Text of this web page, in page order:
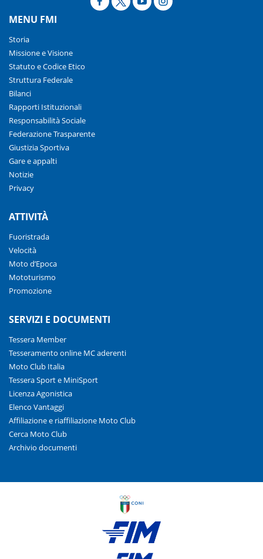
MENU FMI
Storia
Missione e Visione
Statuto e Codice Etico
Struttura Federale
Bilanci
Rapporti Istituzionali
Responsabilità Sociale
Federazione Trasparente
Giustizia Sportiva
Gare e appalti
Notizie
Privacy
ATTIVITÀ
Fuoristrada
Velocità
Moto d’Epoca
Mototurismo
Promozione
SERVIZI E DOCUMENTI
Tessera Member
Tesseramento online MC aderenti
Moto Club Italia
Tessera Sport e MiniSport
Licenza Agonistica
Elenco Vantaggi
Affiliazione e riaffiliazione Moto Club
Cerca Moto Club
Archivio documenti